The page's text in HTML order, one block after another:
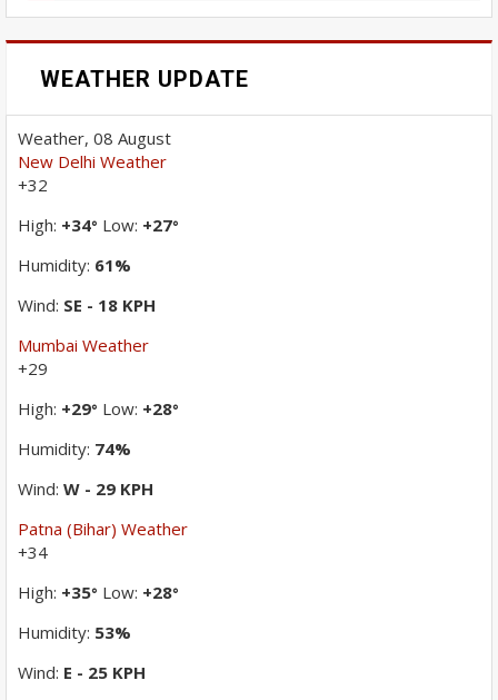
WEATHER UPDATE
Weather, 08 August
New Delhi Weather
+32
High: +34° Low: +27°
Humidity: 61%
Wind: SE - 18 KPH
Mumbai Weather
+29
High: +29° Low: +28°
Humidity: 74%
Wind: W - 29 KPH
Patna (Bihar) Weather
+34
High: +35° Low: +28°
Humidity: 53%
Wind: E - 25 KPH